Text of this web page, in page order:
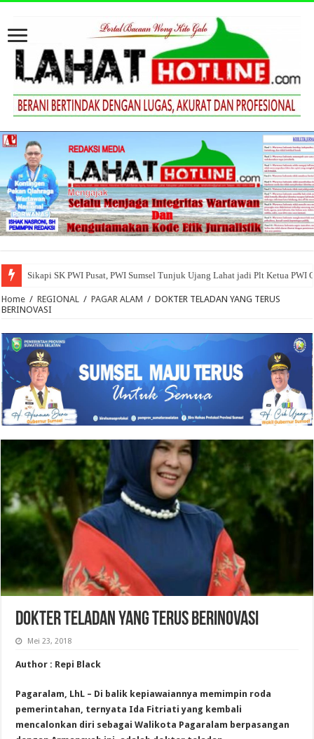
Sikapi SK PWI Pusat, PWI Sumsel Tunjuk Ujang Lahat jadi Plt Ketua PWI
Home / REGIONAL / PAGAR ALAM / DOKTER TELADAN YANG TERUS
BERINOVASI
DOKTER TELADAN YANG TERUS BERINOVASI
Mei 23, 2018
Author : Repi Black
Pagaralam, LhL – Di balik kepiawaiannya memimpin roda
pemerintahan, ternyata Ida Fitriati yang kembali
mencalonkan diri sebagai Walikota Pagaralam berpasangan